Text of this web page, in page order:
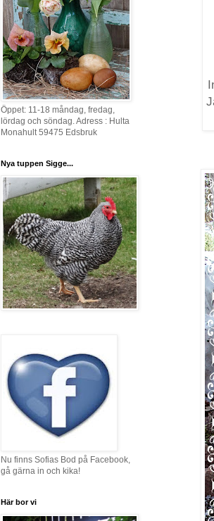
Öppet: 11-18 måndag, fredag,
lördag och söndag. Adress : Hulta
Monahult 59475 Edsbruk
Nya tuppen Sigge...
Nu finns Sofias Bod på Facebook,
gå gärna in och kika!
Här bor vi